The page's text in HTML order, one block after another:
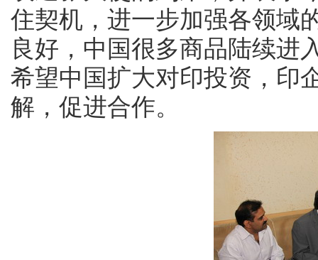
住契机，进一步加强各领域
良好，中国很多商品陆续进
希望中国扩大对印投资，印
解，促进合作。